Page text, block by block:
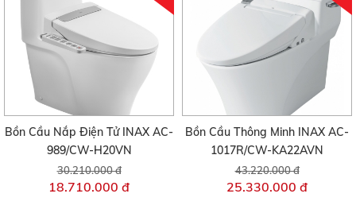
Bồn Cầu Nắp Điện Tử INAX AC-
989/CW-H20VN
30.210.000 đ
18.710.000 đ
Bồn Cầu Thông Minh INAX AC-
1017R/CW-KA22AVN
43.220.000 đ
25.330.000 đ